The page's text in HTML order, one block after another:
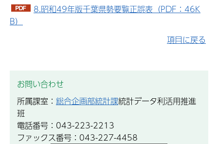
8.昭和49年版千葉県勢要覧正誤表（PDF：46K
B）
項目に戻る
お問い合わせ
所属課室： 総合企画部統計課統計データ利活用推進
班
電話番号：043-223-2213
ファックス番号：043-227-4458